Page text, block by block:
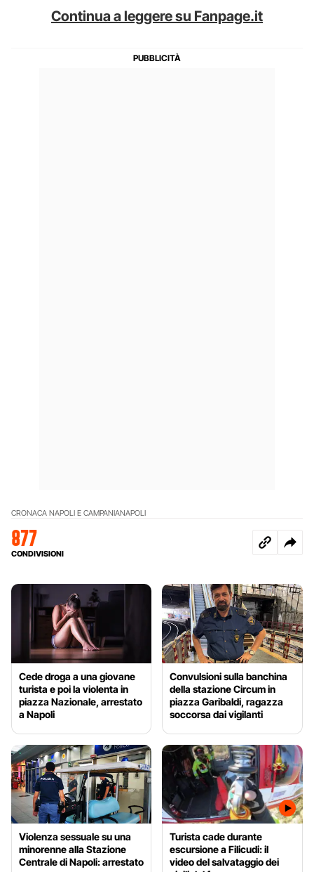
Continua a leggere su Fanpage.it
CRONACA NAPOLI E CAMPANIANAPOLI
877
CONDIVISIONI
Cede droga a una giovane
turista e poi la violenta in
piazza Nazionale, arrestato
a Napoli
Convulsioni sulla banchina
della stazione Circum in
piazza Garibaldi, ragazza
soccorsa dai vigilanti
Violenza sessuale su una
minorenne alla Stazione
Centrale di Napoli: arrestato
Turista cade durante
escursione a Filicudi: il
video del salvataggio dei